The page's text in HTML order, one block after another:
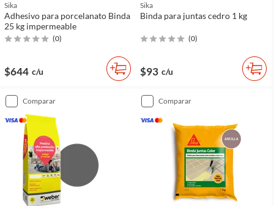
Sika
Adhesivo para porcelanato Binda
25 kg impermeable
(0)
$644 c/u
Sika
Binda para juntas cedro 1 kg
(0)
$93 c/u
comparar comparar